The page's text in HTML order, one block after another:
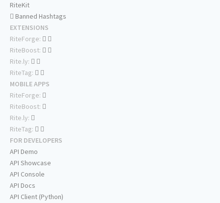
RiteKit
Banned Hashtags
EXTENSIONS
RiteForge:
RiteBoost:
Rite.ly:
RiteTag:
MOBILE APPS
RiteForge:
RiteBoost:
Rite.ly:
RiteTag:
FOR DEVELOPERS
API Demo
API Showcase
API Console
API Docs
API Client (Python)